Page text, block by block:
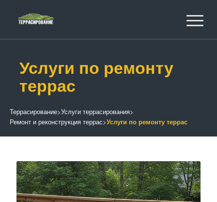
Услуги по ремонту
террас
Террасирование>Услуги террасирования>
Ремонт и реконструкция террас>Услуги по ремонту террас